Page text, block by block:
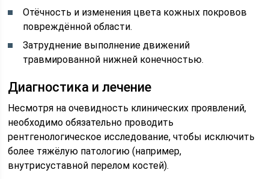
Отёчность и изменения цвета кожных покровов
повреждённой области.
Затруднение выполнение движений
травмированной нижней конечностью.
Диагностика и лечение
Несмотря на очевидность клинических проявлений,
необходимо обязательно проводить
рентгенологическое исследование, чтобы исключить
более тяжёлую патологию (например,
внутрисуставной перелом костей).